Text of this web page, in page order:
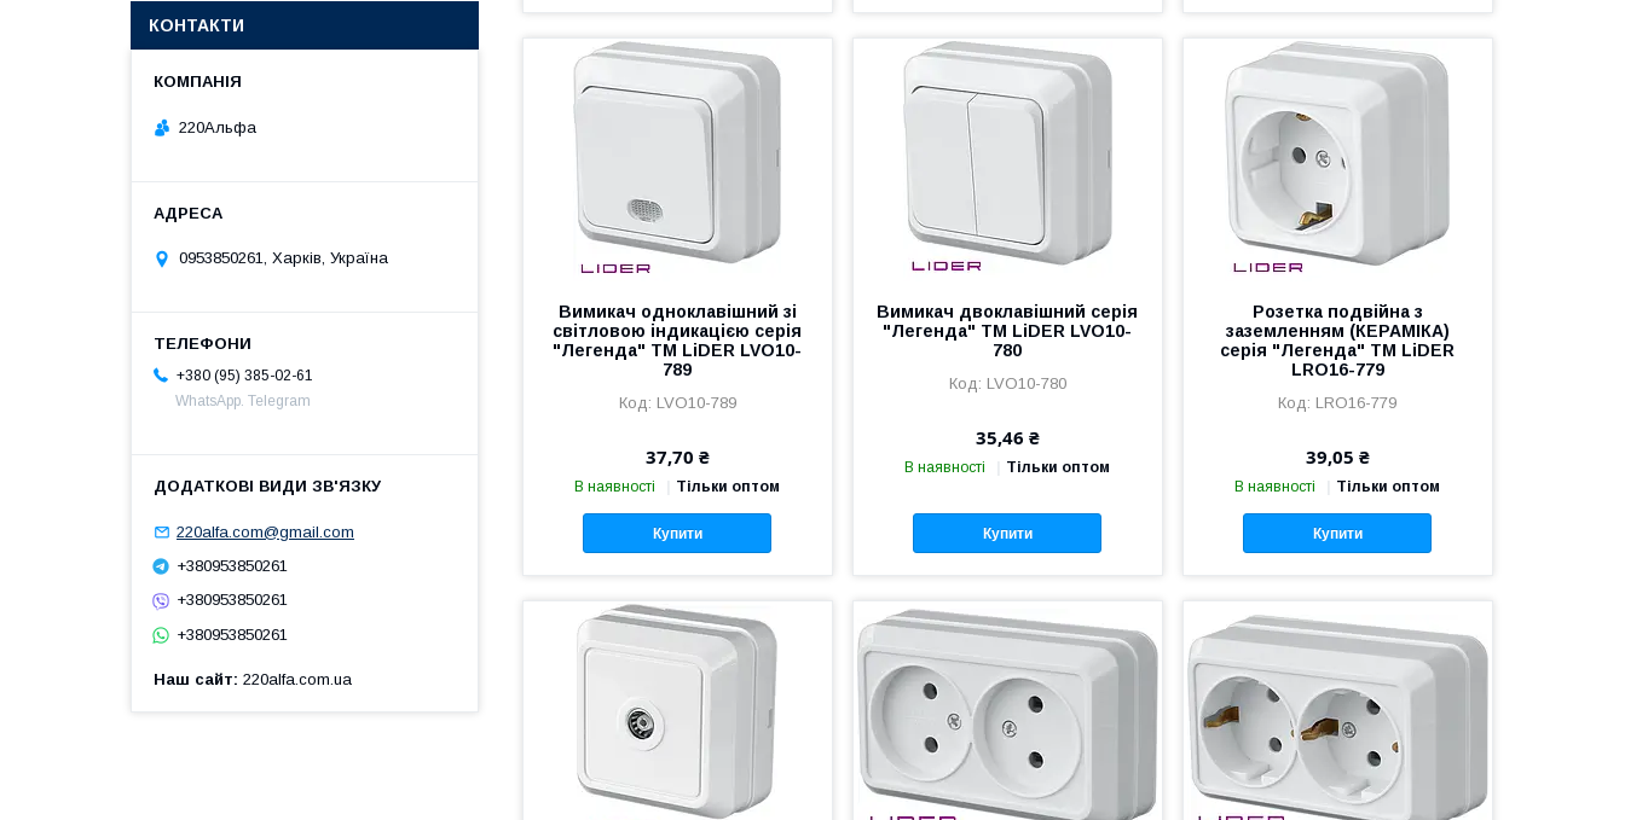
Вимикач одноклавішний зі
світловою індикацією серія
"Легенда" ТМ LiDER LVO10-
789
LVO10-789
37,70 ₴
В наявності Тільки оптом
Купити
Вимикач двоклавішний серія
"Легенда" TM LiDER LVO10-
780
LVO10-780
35,46 ₴
В наявності Тільки оптом
Купити
Розетка подвійна з
заземленням (КЕРАМІКА)
серія "Легенда" TM LiDER
LRО16-779
LRО16-779
39,05 ₴
В наявності Тільки оптом
Купити
КОНТАКТИ
220Альфа
0953850261, Харків, Україна
+380 (95) 385-02-61
WhatsApp. Telegram
220alfa.com@gmail.com
+380953850261
+380953850261
+380953850261
Наш сайт 220alfa.com.ua